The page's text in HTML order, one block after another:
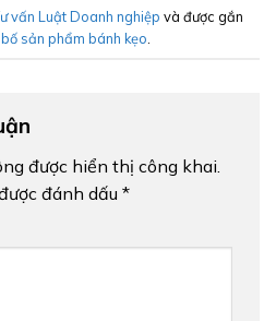
vấn Luật Doanh nghiệp và được gắn
sản phẩm bánh kẹo.
được hiển thị công khai.
đánh dấu *